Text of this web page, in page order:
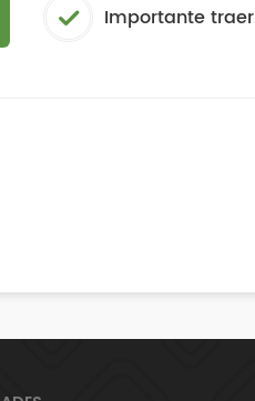
Importante traer